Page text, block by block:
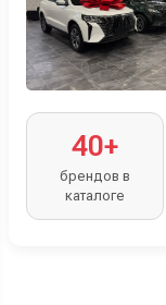
40+
брендов в
каталоге